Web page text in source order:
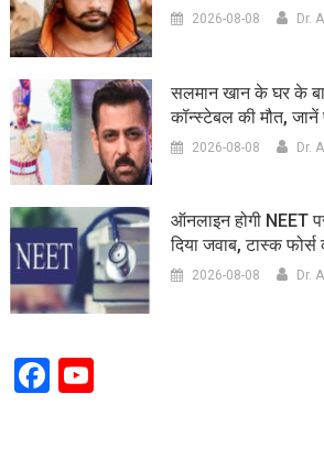
2026-08-08 Dr.
सलमान खान के घर के
कॉन्स्टेबल की मौत, जानें
2026-08-08 Dr.
ऑनलाइन होगी NEET
दिया जवाब, टास्क फोर्स
2026-08-08 Dr.
Facebook
YouTube